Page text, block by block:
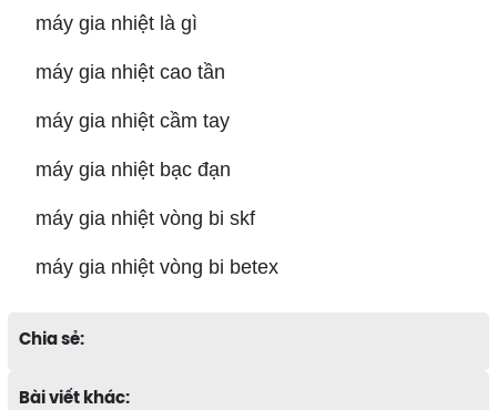
máy gia nhiệt là gì
máy gia nhiệt cao tần
máy gia nhiệt cầm tay
máy gia nhiệt bạc đạn
máy gia nhiệt vòng bi skf
máy gia nhiệt vòng bi betex
Chia sẻ:
Bài viết khác: